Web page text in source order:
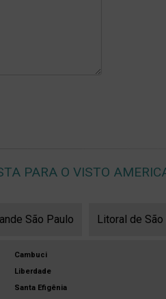
PARA O VISTO
São Paulo Litoral de São
Cambuci
Liberdade
Santa Efigênia